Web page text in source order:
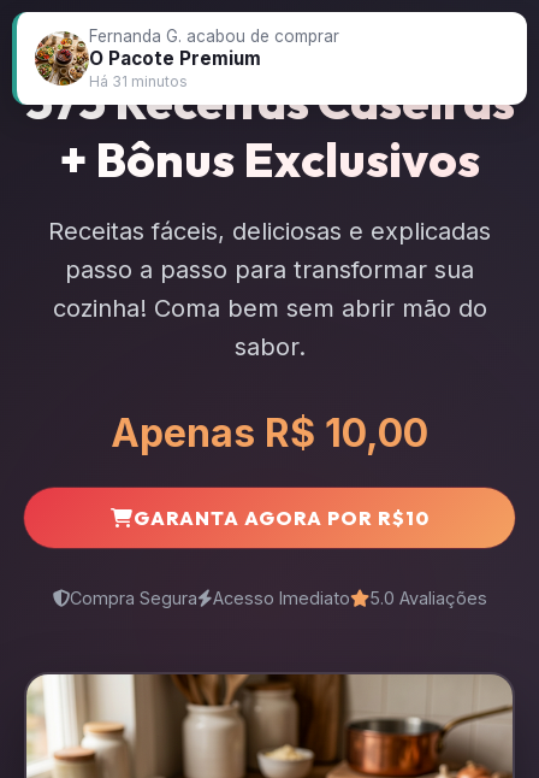
Fernanda G. acabou de comprar
O Pacote Premium
Há 31 minutos
575 Receitas Caseiras
+ Bônus Exclusivos
Receitas fáceis, deliciosas e explicadas
passo a passo para transformar sua
cozinha! Coma bem sem abrir mão do
sabor.
Apenas R$ 10,00
GARANTA AGORA POR R$10
Compra Segura Acesso Imediato 5.0 Avaliações